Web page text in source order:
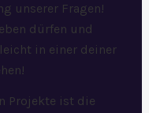
unserer Fragen!
dürfen und
in einer deiner
Projekte ist die